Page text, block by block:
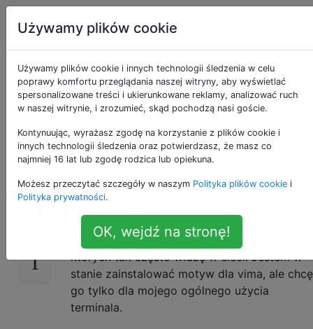
Apple Tagi
Jak mogę
zainstalować motywy
dla terminala?
10
Jestem raczej nowy na Macu, ale staram się
motyw. Jestem trochę zdezorientowany, jak
przejść do instalowania motywów Solarized,
których tak często widzę w sieci. Jestem w
stanie zainstalować motyw dla vima, ale chcę
go tylko dla mojego ogólnego użycia
terminala.
Używamy plików cookie
Używamy plików cookie i innych technologii śledzenia w celu
poprawy komfortu przeglądania naszej witryny, aby wyświetlać
spersonalizowane treści i ukierunkowane reklamy, analizować ruch
w naszej witrynie, i zrozumieć, skąd pochodzą nasi goście.
Kontynuując, wyrażasz zgodę na korzystanie z plików cookie i
innych technologii śledzenia oraz potwierdzasz, że masz co
najmniej 16 lat lub zgodę rodzica lub opiekuna.
Możesz przeczytać szczegóły w naszym Polityka plików cookie i
Polityka prywatności.
OK, wejdź na stronę!